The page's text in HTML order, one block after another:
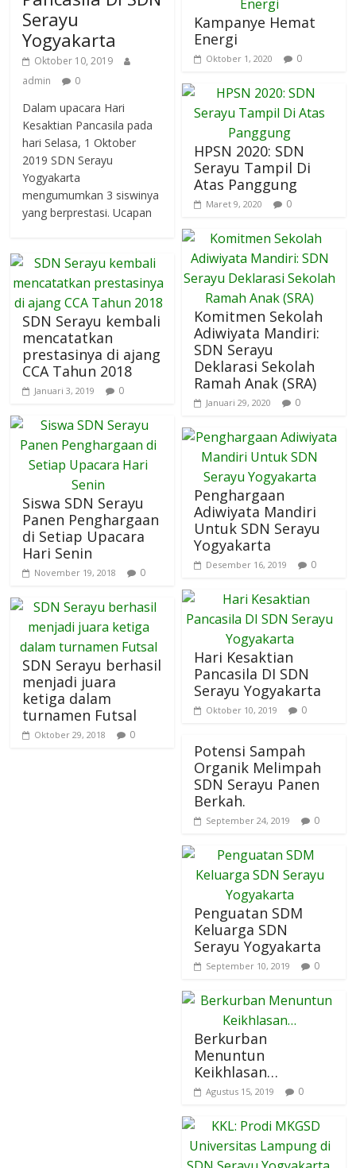
Serayu
Yogyakarta
Oktober 10, 2019
admin
0
Dalam upacara Hari
Kesaktian Pancasila pada
hari Selasa, 1 Oktober
2019 SDN Serayu
Yogyakarta
mengumumkan 3 siswinya
yang berprestasi. Ucapan
SDN Serayu kembali
mencatatkan
prestasinya di ajang
CCA Tahun 2018
Januari 3, 2019 0
Siswa SDN Serayu
Panen Penghargaan
di Setiap Upacara
Hari Senin
November 19, 2018 0
SDN Serayu berhasil
menjadi juara
ketiga dalam
turnamen Futsal
Oktober 29, 2018 0
Kampanye Hemat
Energi
Oktober 1, 2020 0
HPSN 2020: SDN
Serayu Tampil Di
Atas Panggung
Maret 9, 2020 0
Komitmen Sekolah
Adiwiyata Mandiri:
SDN Serayu
Deklarasi Sekolah
Ramah Anak (SRA)
Januari 29, 2020 0
Penghargaan
Adiwiyata Mandiri
Untuk SDN Serayu
Yogyakarta
Desember 16, 2019 0
Hari Kesaktian
Pancasila DI SDN
Serayu Yogyakarta
Oktober 10, 2019 0
Potensi Sampah
Organik Melimpah
SDN Serayu Panen
Berkah.
September 24, 2019 0
Penguatan SDM
Keluarga SDN
Serayu Yogyakarta
September 10, 2019 0
Berkurban
Menuntun
Keikhlasan…
Agustus 15, 2019 0